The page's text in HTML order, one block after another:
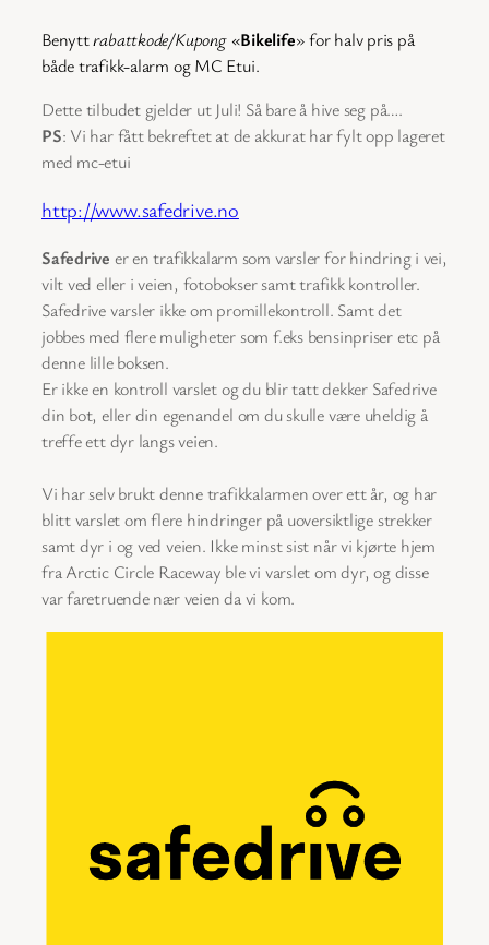
Benyttrabattkode/Kupong«Bikelife» for halv pris på
både trafikk-alarm og MC Etui.
Dette tilbudet gjelder ut Juli! Så bare å hive seg på….
PS: Vi har fått bekreftet at de akkurat har fylt opp lageret
med mc-etui
http://www.safedrive.no
Safedrive er en trafikkalarm som varsler for hindring i vei,
vilt ved eller i veien, fotobokser samt trafikk kontroller.
Safedrive varsler ikke om promillekontroll. Samt det
jobbes med flere muligheter som f.eks bensinpriser etc på
denne lille boksen.
Er ikke en kontroll varslet og du blir tatt dekker Safedrive
din bot, eller din egenandel om du skulle være uheldig å
treffe ett dyr langs veien.
Vi har selv brukt denne trafikkalarmen over ett år, og har
blitt varslet om flere hindringer på uoversiktlige strekker
samt dyr i og ved veien. Ikke minst sist når vi kjørte hjem
fra Arctic Circle Raceway ble vi varslet om dyr, og disse
var faretruende nær veien da vi kom.